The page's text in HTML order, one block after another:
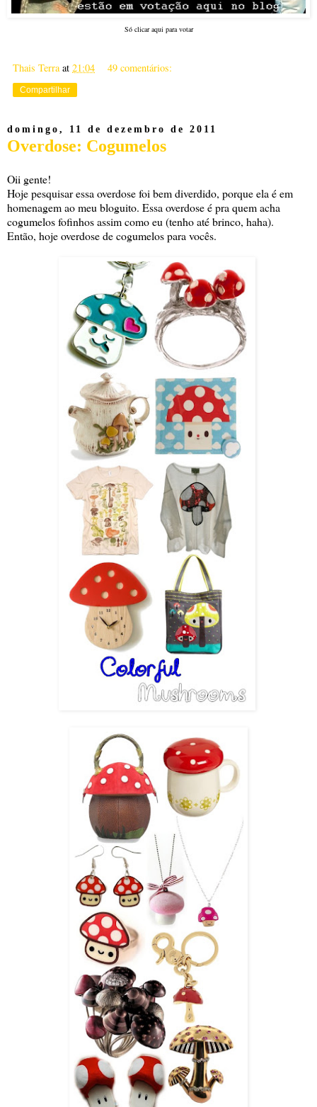
Só clicar aqui para votar
Thais Terra at 21:04 49 comentários:
Compartilhar
domingo, 11 de dezembro de 2011
Overdose: Cogumelos
Oii gente!
Hoje pesquisar essa overdose foi bem diverdido, porque ela é em
homenagem ao meu bloguito. Essa overdose é pra quem acha
cogumelos fofinhos assim como eu (tenho até brinco, haha).
Então, hoje overdose de cogumelos para vocês.